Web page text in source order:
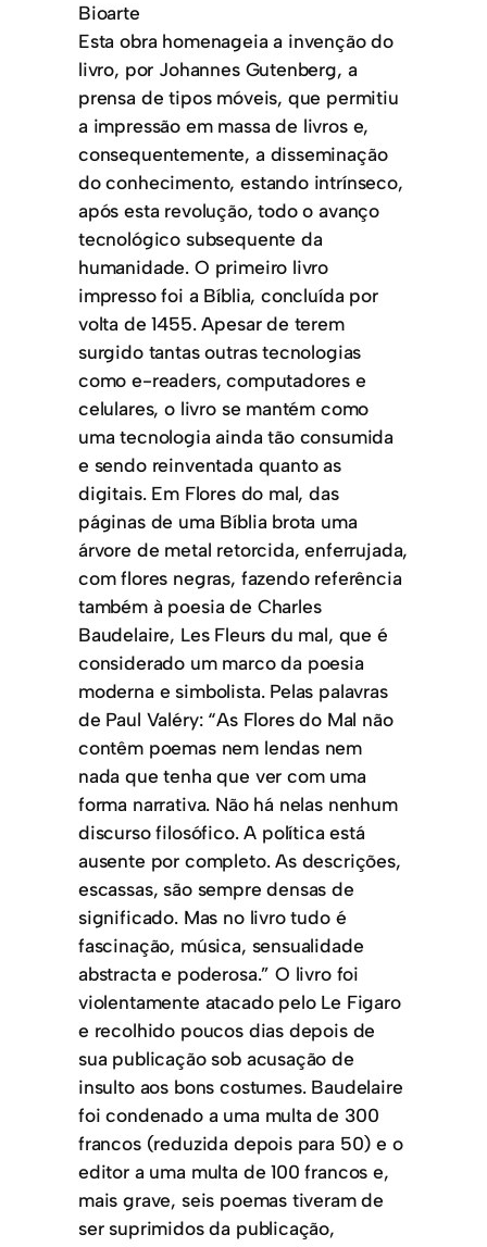
Bioarte
Esta obra homenageia a invenção do
livro, por Johannes Gutenberg, a
prensa de tipos móveis, que permitiu
a impressão em massa de livros e,
consequentemente, a disseminação
do conhecimento, estando intrínseco,
após esta revolução, todo o avanço
tecnológico subsequente da
humanidade. O primeiro livro
impresso foi a Bíblia, concluída por
volta de 1455. Apesar de terem
surgido tantas outras tecnologias
como e-readers, computadores e
celulares, o livro se mantém como
uma tecnologia ainda tão consumida
e sendo reinventada quanto as
digitais. Em Flores do mal, das
páginas de uma Bíblia brota uma
árvore de metal retorcida, enferrujada,
com flores negras, fazendo referência
também à poesia de Charles
Baudelaire, Les Fleurs du mal, que é
considerado um marco da poesia
moderna e simbolista. Pelas palavras
de Paul Valéry: “As Flores do Mal não
contêm poemas nem lendas nem
nada que tenha que ver com uma
forma narrativa. Não há nelas nenhum
discurso filosófico. A política está
ausente por completo. As descrições,
escassas, são sempre densas de
significado. Mas no livro tudo é
fascinação, música, sensualidade
abstracta e poderosa.” O livro foi
violentamente atacado pelo Le Figaro
e recolhido poucos dias depois de
sua publicação sob acusação de
insulto aos bons costumes. Baudelaire
foi condenado a uma multa de 300
francos (reduzida depois para 50) e o
editor a uma multa de 100 francos e,
mais grave, seis poemas tiveram de
ser suprimidos da publicação,